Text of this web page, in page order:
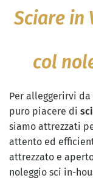
Sciare in
col
Per alleggerirvi
puro piacere di
siamo attrezzati
attento ed
attrezzato e
noleggio sci in-